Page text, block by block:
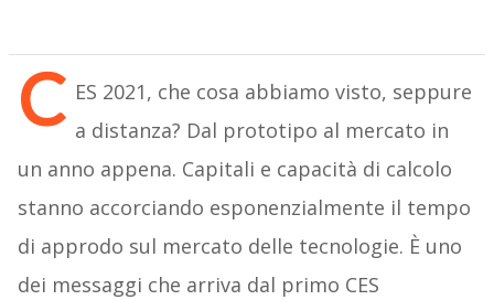
C ES 2021, che cosa abbiamo visto, seppure
a distanza? Dal prototipo al mercato in
un anno appena. Capitali e capacità di calcolo
stanno accorciando esponenzialmente il tempo
di approdo sul mercato delle tecnologie. È uno
dei messaggi che arriva dal primo CES